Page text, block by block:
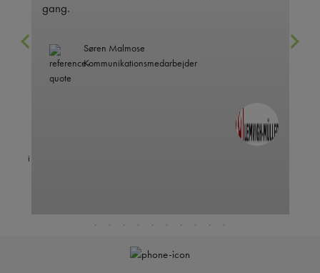
gang.
Søren Malmose
Kommunikationsmedarbejder